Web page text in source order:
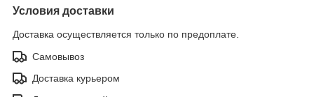
Условия доставки
Доставка осуществляется только по предоплате.
Самовывоз
Доставка курьером